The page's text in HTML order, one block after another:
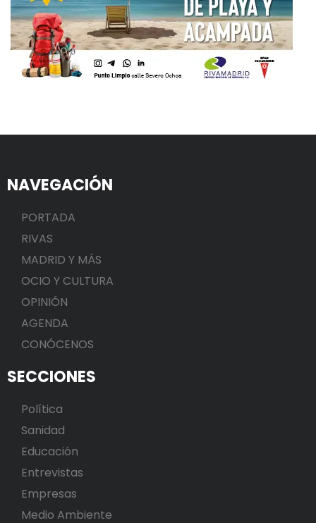
NAVEGACIÓN
PORTADA
RIVAS
MADRID Y MÁS
OCIO Y CULTURA
OPINIÓN
AGENDA
CONÓCENOS
SECCIONES
Política
Sanidad
Educación
Entrevistas
Empresas
Medio Ambiente